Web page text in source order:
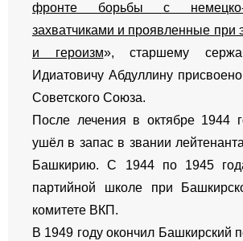
фронте борьбы с немецко-
захватчиками и проявленные при
и героизм», старшему
Идиатовичу Абдуллину
Советского Союза.
После лечения в октябре 1944
ушёл в запас в звании
Башкирию. С 1944 по 1945
партийной школе при
комитете ВКП.
В 1949 году окончил Башкирский